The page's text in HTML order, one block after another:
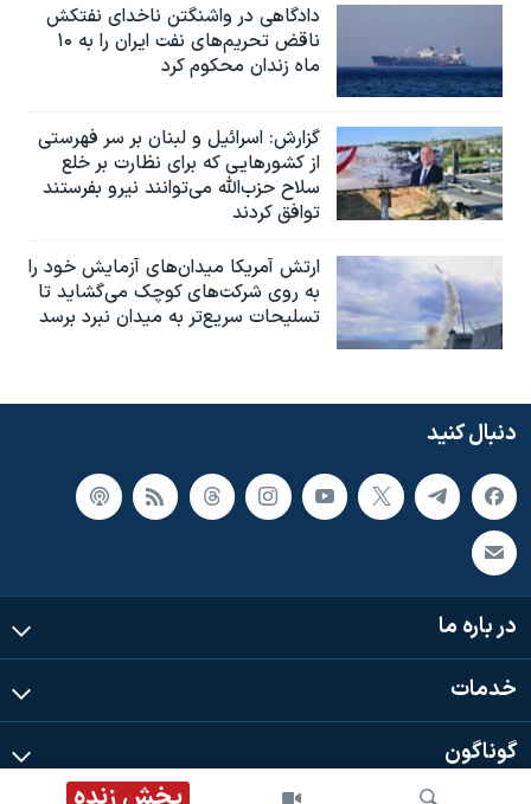
دادگاهی در واشنگتن ناخدای نفتکش
ناقض تحریم‌های نفت ایران را به ۱۰
ماه زندان محکوم کرد
گزارش‌: اسرائيل و لبنان بر سر فهرستی
از کشورهایی که برای نظارت بر خلع
سلاح حزب‌الله می‌توانند نیرو بفرستند
توافق کردند
ارتش آمریکا میدان‌های آزمایش خود را
به روی شرکت‌های کوچک می‌گشاید تا
تسلیحات سریع‌تر به میدان نبرد برسد
دنبال کنید
در باره ما
خدمات
گوناگون